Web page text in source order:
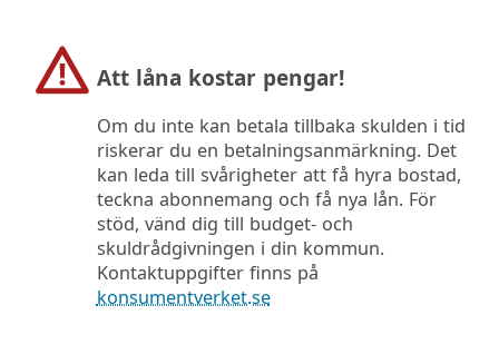
Att låna kostar pengar!
Om du inte kan betala tillbaka skulden i tid
riskerar du en betalningsanmärkning. Det
kan leda till svårigheter att få hyra bostad,
teckna abonnemang och få nya lån. För
stöd, vänd dig till budget- och
skuldrådgivningen i din kommun.
Kontaktuppgifter finns på
konsumentverket.se